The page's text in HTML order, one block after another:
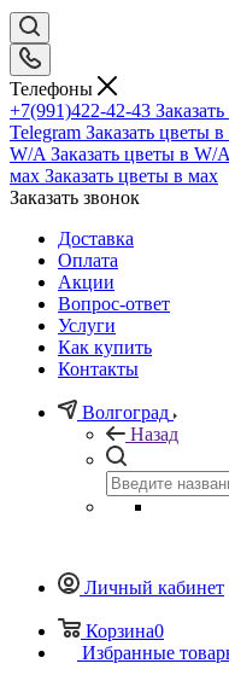
Телефоны
+7(991)422-42-43
Telegram Заказать цветы
W/A Заказать цветы в W/A
мах Заказать цветы в мах
Заказать звонок
Доставка
Оплата
Акции
Вопрос-ответ
Услуги
Как купить
Контакты
Волгоград
Назад
Личный кабинет
Корзина0
Избранные